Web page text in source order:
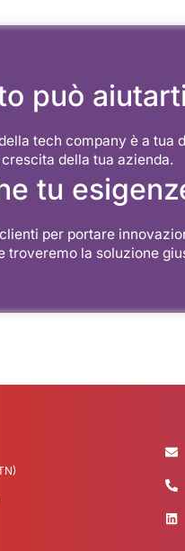
può
tech company è a tua
della tua azienda.
tu
per portare
troveremo la soluzione